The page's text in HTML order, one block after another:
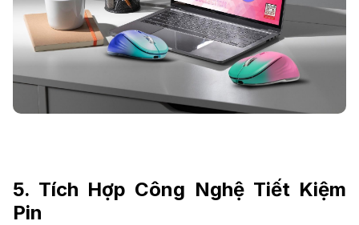
5. Tích Hợp Công Nghệ Tiết Kiệm
Pin